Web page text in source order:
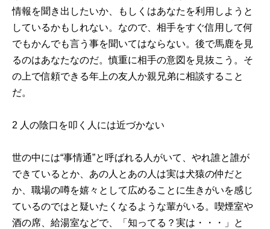
情報を聞き出したいか、もしくはあなたを利用しようと
しているかもしれない。なので、相手をすぐ信用して何
でもかんでも言う事を聞いてはならない。後で馬鹿を見
るのはあなたなのだ。慎重に相手の意図を見抜こう。そ
の上で信頼できる年上の友人か親兄弟に相談すること
だ。
2 人の陰口を叩く人には近づかない
世の中には“事情通”と呼ばれる人がいて、やれ誰と誰が
できているとか、あの人とあの人は実は犬猿の仲だと
か、職場の噂を嬉々として広めることに生きがいを感じ
ているのではと疑いたくなるような輩がいる。喫煙室や
酒の席、給湯室などで、「知ってる？実は・・・」と